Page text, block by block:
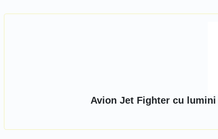
Avion Jet Fighter cu